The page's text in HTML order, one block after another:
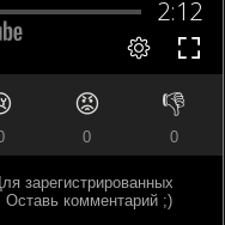
😡
0
👎
0
зарегистрированных
комментарий ;)